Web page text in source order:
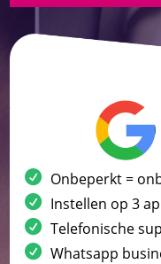
Onbeperkt =
Instellen op 3
Telefonische
Whatsapp